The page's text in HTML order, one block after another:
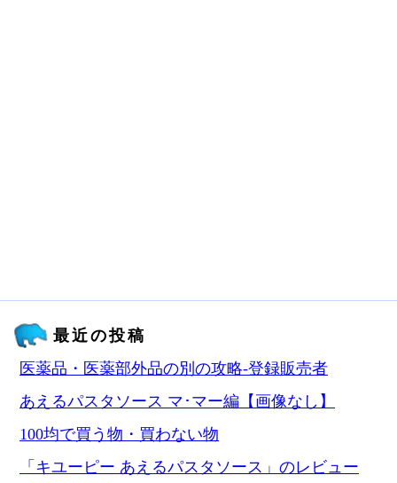
最近の投稿
医薬品・医薬部外品の別の攻略‐登録販売者
あえるパスタソース マ･マー編【画像なし】
100均で買う物・買わない物
「キユーピー あえるパスタソース」のレビュー